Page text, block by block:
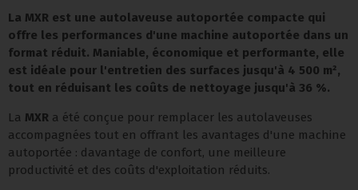
La MXR est une autolaveuse autoportée compacte qui
offre les performances d'une machine autoportée dans un
format réduit. Maniable, économique et performante, elle
est idéale pour l'entretien des surfaces jusqu'à 4 500 m²,
tout en réduisant les coûts de nettoyage jusqu'à 36 %.
La MXR a été conçue pour remplacer les autolaveuses
accompagnées tout en offrant les avantages d'une machine
autoportée : davantage de confort, une meilleure
productivité et des coûts d'exploitation réduits.